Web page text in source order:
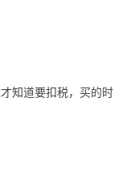
知道要扣税，买的时